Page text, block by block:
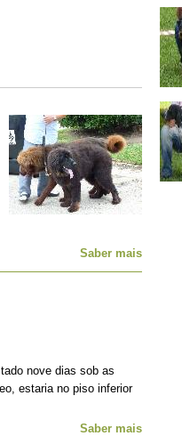
Saber mais
nove dias sob as
estaria no piso inferior
Saber mais